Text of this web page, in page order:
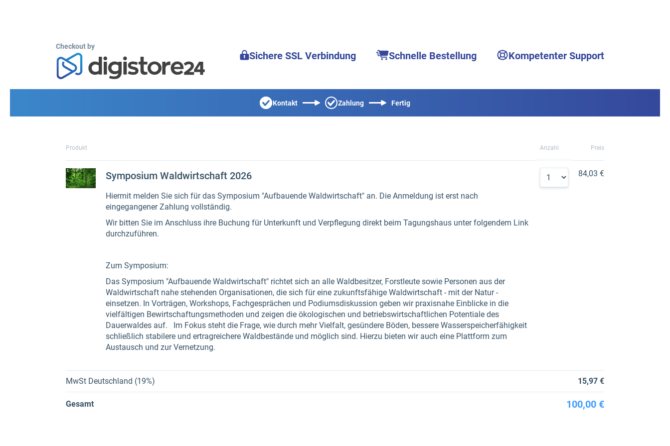
Checkout by
Sichere SSL Verbindung Schnelle Bestellung Kompetenter Support
Kontakt Zahlung Fertig
Produkt Anzahl Preis
Symposium Waldwirtschaft 2026
Hiermit melden Sie sich für das Symposium "Aufbauende Waldwirtschaft" an. Die Anmeldung ist erst nach
eingegangener Zahlung vollständig.
Wir bitten Sie im Anschluss ihre Buchung für Unterkunft und Verpflegung direkt beim Tagungshaus unter folgendem Link
durchzuführen.
Zum Symposium:
Das Symposium "Aufbauende Waldwirtschaft" richtet sich an alle Waldbesitzer, Forstleute sowie Personen aus der
Waldwirtschaft nahe stehenden Organisationen, die sich für eine zukunftsfähige Waldwirtschaft - mit der Natur -
einsetzen. In Vorträgen, Workshops, Fachgesprächen und Podiumsdiskussion geben wir praxisnahe Einblicke in die
vielfältigen Bewirtschaftungsmethoden und zeigen die ökologischen und betriebswirtschaftlichen Potentiale des
Dauerwaldes auf. Im Fokus steht die Frage, wie durch mehr Vielfalt, gesündere Böden, bessere Wasserspeicherfähigkeit
schließlich stabilere und ertragreichere Waldbestände und möglich sind. Hierzu bieten wir auch eine Plattform zum
Austausch und zur Vernetzung.
84,03 €
MwSt Deutschland (19%) 15,97 €
Gesamt 100,00 €